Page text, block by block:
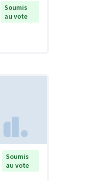
Soumis
au vote
Soumis
au vote